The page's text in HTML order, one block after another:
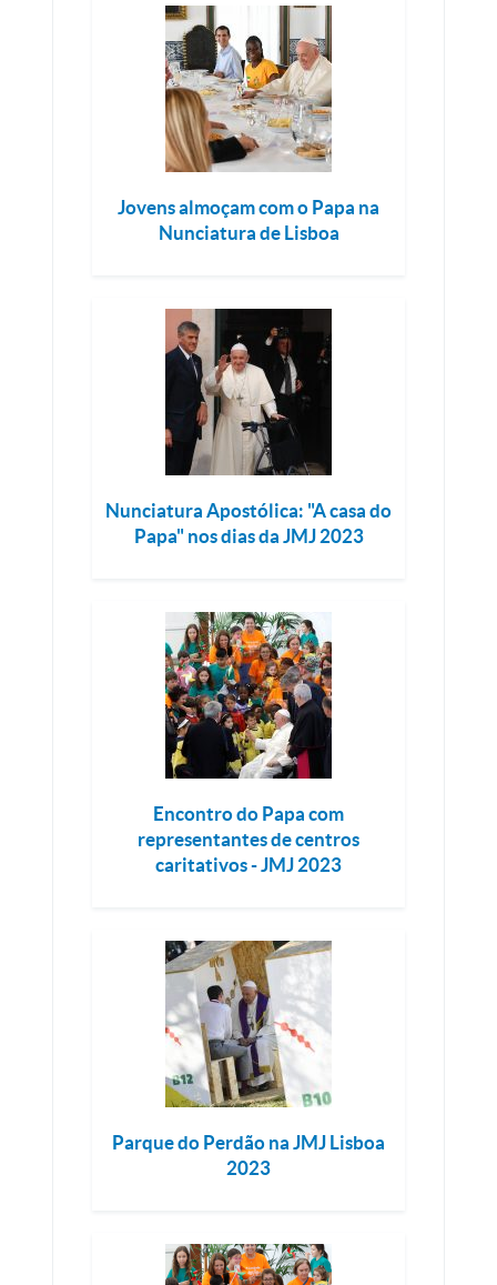
Jovens almoçam com o Papa na
Nunciatura de Lisboa
Nunciatura Apostólica: "A casa do
Papa" nos dias da JMJ 2023
Encontro do Papa com
representantes de centros
caritativos - JMJ 2023
Parque do Perdão na JMJ Lisboa
2023